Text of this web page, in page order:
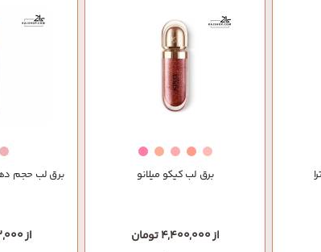
برق لب کیکو میلانو
از 4,400,000 تومان
برق لب حجم
از 1,553,000 تومان